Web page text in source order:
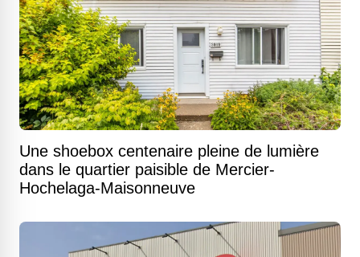
Une shoebox centenaire pleine de lumière
dans le quartier paisible de Mercier-
Hochelaga-Maisonneuve